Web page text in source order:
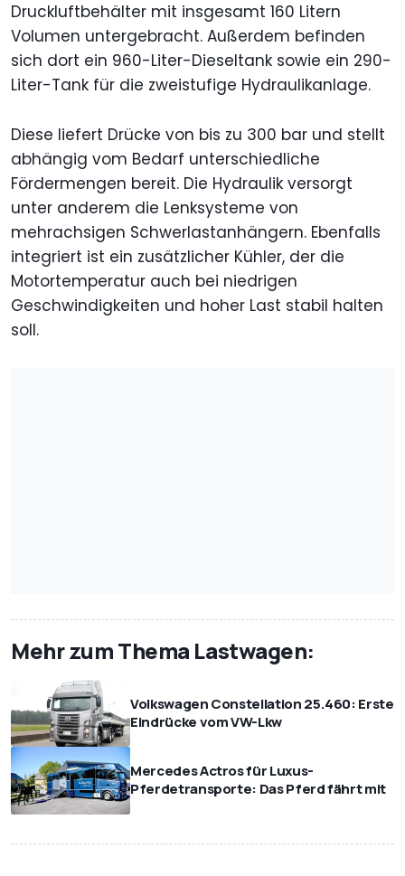
Druckluftbehälter mit insgesamt 160 Litern
Volumen untergebracht. Außerdem befinden
sich dort ein 960-Liter-Dieseltank sowie ein 290-
Liter-Tank für die zweistufige Hydraulikanlage.
Diese liefert Drücke von bis zu 300 bar und stellt
abhängig vom Bedarf unterschiedliche
Fördermengen bereit. Die Hydraulik versorgt
unter anderem die Lenksysteme von
mehrachsigen Schwerlastanhängern. Ebenfalls
integriert ist ein zusätzlicher Kühler, der die
Motortemperatur auch bei niedrigen
Geschwindigkeiten und hoher Last stabil halten
soll.
Mehr zum Thema Lastwagen:
Volkswagen Constellation 25.460: Erste
Eindrücke vom VW-Lkw
Mercedes Actros für Luxus-
Pferdetransporte: Das Pferd fährt mit